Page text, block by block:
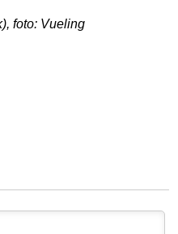
foto: Vueling